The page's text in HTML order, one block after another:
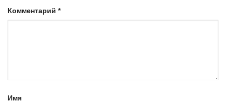
Комментарий *
Имя